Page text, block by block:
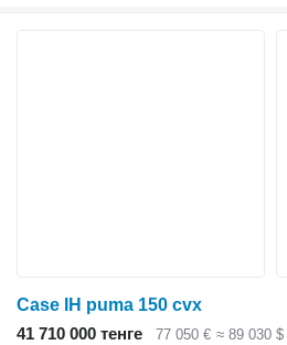
Case IH puma 150 cvx
41 710 000 тенге
77 050 € ≈ 89 030 $